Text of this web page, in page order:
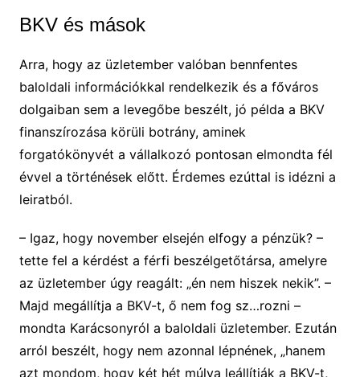
BKV és mások
Arra, hogy az üzletember valóban bennfentes
baloldali információkkal rendelkezik és a főváros
dolgaiban sem a levegőbe beszélt, jó példa a BKV
finanszírozása körüli botrány, aminek
forgatókönyvét a vállalkozó pontosan elmondta fél
évvel a történések előtt. Érdemes ezúttal is idézni a
leiratból.
– Igaz, hogy november elsején elfogy a pénzük? –
tette fel a kérdést a férfi beszélgetőtársa, amelyre
az üzletember úgy reagált: „én nem hiszek nekik”. –
Majd megállítja a BKV-t, ő nem fog sz…rozni –
mondta Karácsonyról a baloldali üzletember. Ezután
arról beszélt, hogy nem azonnal lépnének, „hanem
azt mondom, hogy két hét múlva leállítják a BKV-t,